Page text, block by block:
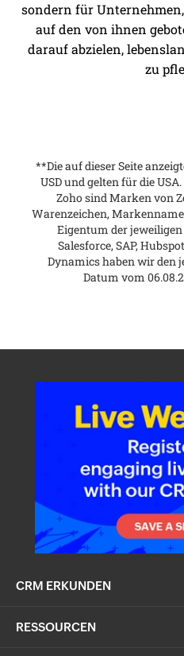
sondern für
auf den von ihnen
darauf abzielen,
zu
**Die auf dieser Seite
USD und gelten für die
Zoho sind Marken von
Warenzeichen,
Eigentum der
Salesforce, SAP,
Dynamics haben wir den
Datum vom
CRM ERKUNDEN
RESSOURCEN